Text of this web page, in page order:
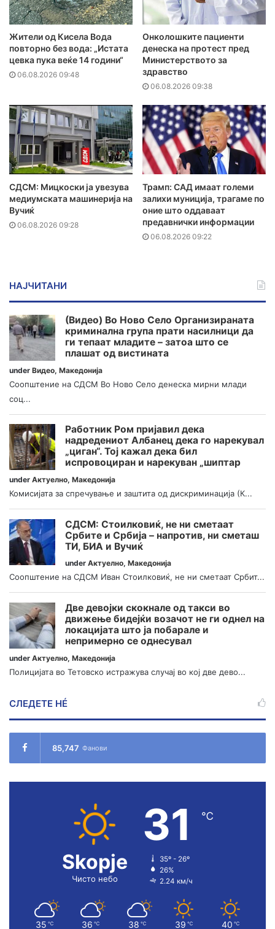
Жители од Кисела Вода
повторно без вода: „Истата
цевка пука веќе 14 години“
06.08.2026 09:48
Онколошките пациенти
денеска на протест пред
Министерството за
здравство
06.08.2026 09:38
СДСМ: Мицкоски ја увезува
медиумската машинерија на
Вучиќ
06.08.2026 09:28
Трамп: САД имаат големи
залихи муниција, трагаме по
оние што оддаваат
предавнички информации
06.08.2026 09:22
НАЈЧИТАНИ
(Видео) Во Ново Село Организираната
криминална група прати насилници да
ги тепаат младите – затоа што се
плашат од вистината
under Видео, Македонија
Соопштение на СДСМ Во Ново Село денеска мирни млади
соц...
Работник Ром пријавил дека
надредениот Албанец дека го нарекувал
„циган“. Тој кажал дека бил
испровоциран и нарекуван „шиптар
under Актуелно, Македонија
Комисијата за спречување и заштита од дискриминација (К...
СДСМ: Стоилковиќ, не ни сметаат
Србите и Србија – напротив, ни сметаш
ТИ, БИА и Вучиќ
under Актуелно, Македонија
Соопштение на СДСМ Иван Стоилковиќ, не ни сметаат Србит...
Две девојки скокнале од такси во
движење бидејќи возачот не ги однел на
локацијата што ја побарале и
непримерно се однесувал
under Актуелно, Македонија
Полицијата во Тетовско истражува случај во кој две дево...
СЛЕДЕТЕ НÉ
85,747 Фанови
Skopje
Чисто небо
31 ℃
35º - 26º
26%
2.24 км/ч
35 ℃ 36 ℃ 38 ℃ 39 ℃ 40 ℃